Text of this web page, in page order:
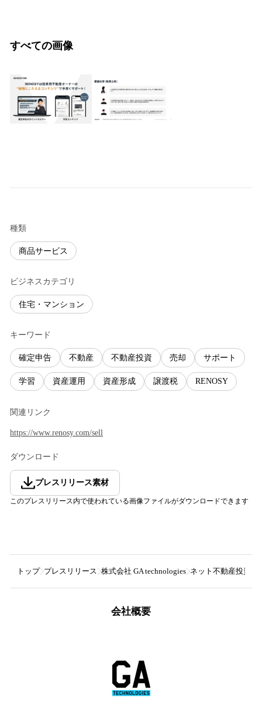
すべての画像
種類
商品サービス
ビジネスカテゴリ
住宅・マンション
キーワード
確定申告 不動産 不動産投資 売却 サポート
学習 資産運用 資産形成 譲渡税 RENOSY
関連リンク
https://www.renosy.com/sell
ダウンロード
プレスリリース素材
このプレスリリース内で使われている画像ファイルがダウンロードできます
トップ プレスリリース 株式会社 GA technologies ネット不動産投資の
会社概要